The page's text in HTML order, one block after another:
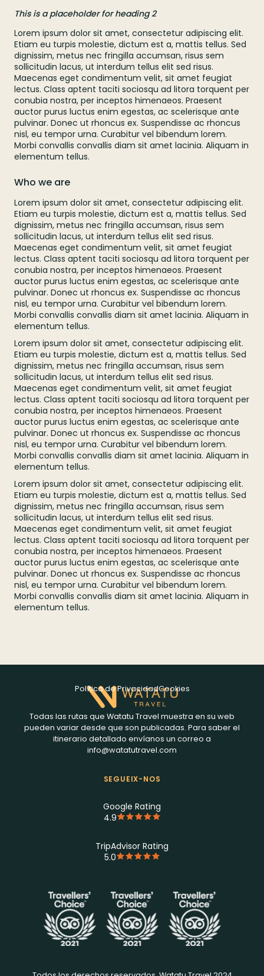
This is a placeholder for heading 2
Lorem ipsum dolor sit amet, consectetur adipiscing elit.
Etiam eu turpis molestie, dictum est a, mattis tellus. Sed
dignissim, metus nec fringilla accumsan, risus sem
sollicitudin lacus, ut interdum tellus elit sed risus.
Maecenas eget condimentum velit, sit amet feugiat
lectus. Class aptent taciti sociosqu ad litora torquent per
conubia nostra, per inceptos himenaeos. Praesent
auctor purus luctus enim egestas, ac scelerisque ante
pulvinar. Donec ut rhoncus ex. Suspendisse ac rhoncus
nisl, eu tempor urna. Curabitur vel bibendum lorem.
Morbi convallis convallis diam sit amet lacinia. Aliquam in
elementum tellus.
Who we are
Lorem ipsum dolor sit amet, consectetur adipiscing elit.
Etiam eu turpis molestie, dictum est a, mattis tellus. Sed
dignissim, metus nec fringilla accumsan, risus sem
sollicitudin lacus, ut interdum tellus elit sed risus.
Maecenas eget condimentum velit, sit amet feugiat
lectus. Class aptent taciti sociosqu ad litora torquent per
conubia nostra, per inceptos himenaeos. Praesent
auctor purus luctus enim egestas, ac scelerisque ante
pulvinar. Donec ut rhoncus ex. Suspendisse ac rhoncus
nisl, eu tempor urna. Curabitur vel bibendum lorem.
Morbi convallis convallis diam sit amet lacinia. Aliquam in
elementum tellus.
Lorem ipsum dolor sit amet, consectetur adipiscing elit.
Etiam eu turpis molestie, dictum est a, mattis tellus. Sed
dignissim, metus nec fringilla accumsan, risus sem
sollicitudin lacus, ut interdum tellus elit sed risus.
Maecenas eget condimentum velit, sit amet feugiat
lectus. Class aptent taciti sociosqu ad litora torquent per
conubia nostra, per inceptos himenaeos. Praesent
auctor purus luctus enim egestas, ac scelerisque ante
pulvinar. Donec ut rhoncus ex. Suspendisse ac rhoncus
nisl, eu tempor urna. Curabitur vel bibendum lorem.
Morbi convallis convallis diam sit amet lacinia. Aliquam in
elementum tellus.
Lorem ipsum dolor sit amet, consectetur adipiscing elit.
Etiam eu turpis molestie, dictum est a, mattis tellus. Sed
dignissim, metus nec fringilla accumsan, risus sem
sollicitudin lacus, ut interdum tellus elit sed risus.
Maecenas eget condimentum velit, sit amet feugiat
lectus. Class aptent taciti sociosqu ad litora torquent per
conubia nostra, per inceptos himenaeos. Praesent
auctor purus luctus enim egestas, ac scelerisque ante
pulvinar. Donec ut rhoncus ex. Suspendisse ac rhoncus
nisl, eu tempor urna. Curabitur vel bibendum lorem.
Morbi convallis convallis diam sit amet lacinia. Aliquam in
elementum tellus.
Todas las rutas que Watatu Travel muestra en su web
pueden variar desde que son publicadas. Para saber el
itinerario detallado envíanos un correo a
info@watatutravel.com
Política de PrivacidadCookies
SEGUEIX-NOS
Google Rating
4.9
TripAdvisor Rating
5.0